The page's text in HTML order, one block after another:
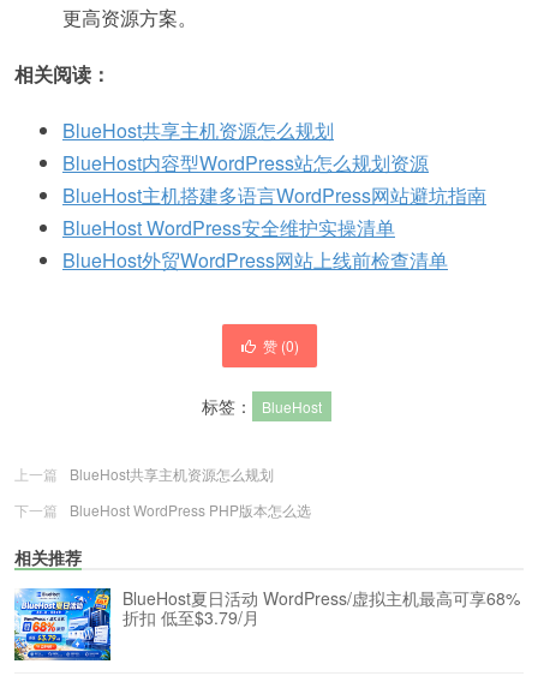
更高资源方案。
相关阅读：
BlueHost共享主机资源怎么规划
BlueHost内容型WordPress站怎么规划资源
BlueHost主机搭建多语言WordPress网站避坑指南
BlueHost WordPress安全维护实操清单
BlueHost外贸WordPress网站上线前检查清单
赞 (0)
标签： BlueHost
上一篇
BlueHost共享主机资源怎么规划
下一篇
BlueHost WordPress PHP版本怎么选
相关推荐
BlueHost夏日活动 WordPress/虚拟主机最高可享68%
折扣 低至$3.79/月